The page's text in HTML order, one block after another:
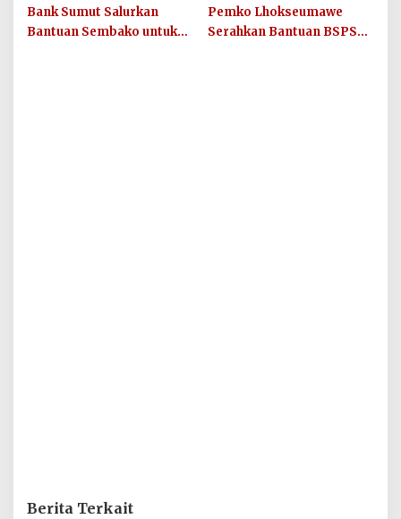
Terdampak Bencana
Utara Melalui Bantuan
Kemanusiaan
Bank Sumut Salurkan
Bantuan Sembako untuk
Pemko Lhokseumawe
Serahkan Bantuan BSPS
Berita Terkait